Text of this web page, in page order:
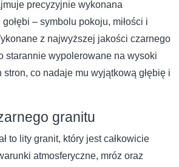
precyzyjnie wykonana
– symbolu pokoju, miłości i
z najwyższej jakości czarnego
starannie wypolerowane na wysoki
stron, co nadaje mu wyjątkową głębię i
granitu
to lity granit, który jest całkowicie
atmosferyczne, mróz oraz